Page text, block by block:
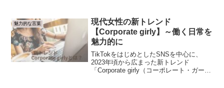
魅力的な言葉
現代女性の新トレンド
【Corporate girly】～働く日常を
魅力的に
TikTokをはじめとしたSNSを中心に、
2023年頃から広まった新トレンド
「Corporate girly（コーポレート・ガーリ